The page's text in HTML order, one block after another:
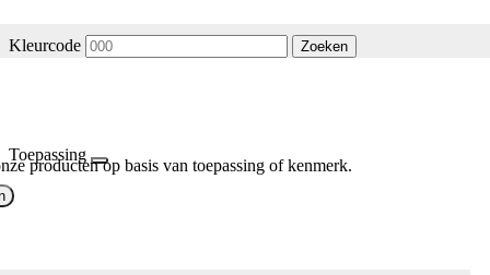
Kleurcode Zoeken
Toepassing
producten op basis van toepassing of kenmerk.